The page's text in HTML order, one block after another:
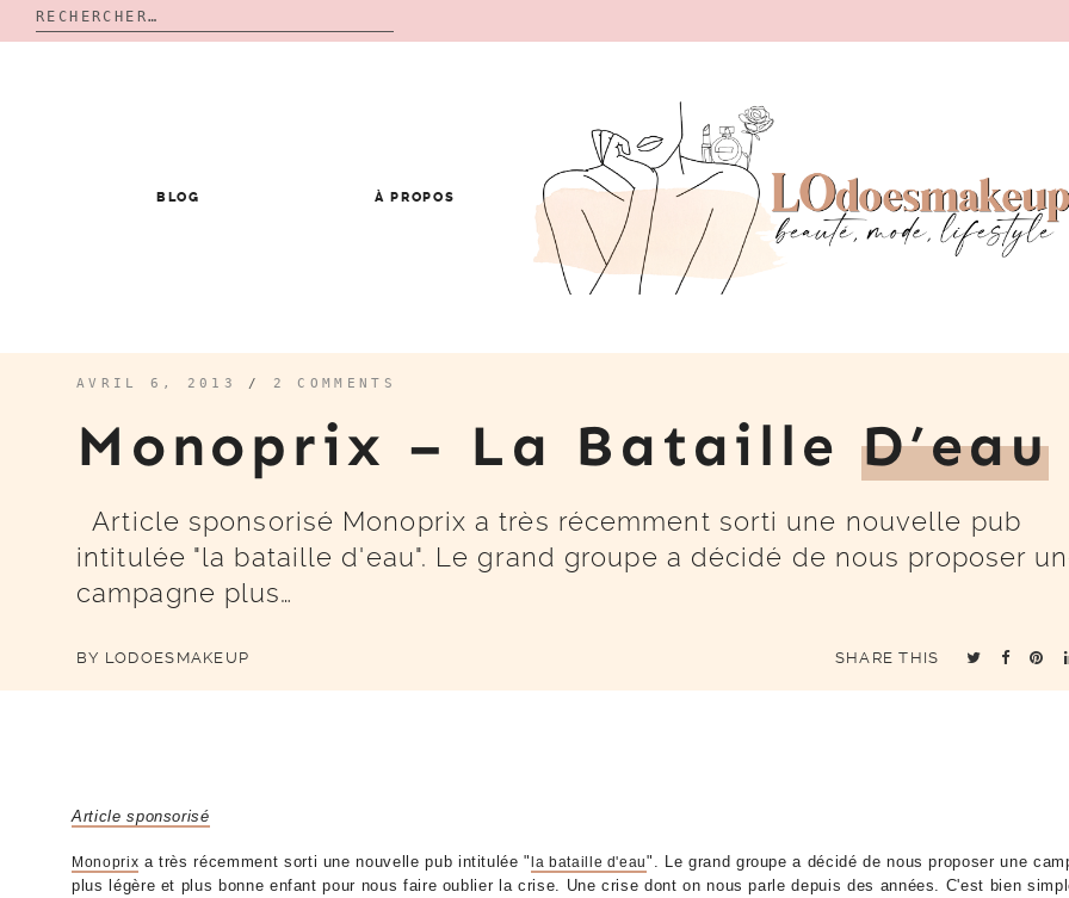
Rechercher :
BLOG À PROPOS
AVRIL 6, 2013 / 2 COMMENTS
Monoprix – La BatailleD’eau
Article sponsorisé Monoprix a très récemment sorti une nouvelle pub
intitulée "la bataille d'eau". Le grand groupe a décidé de nous proposer
campagne plus…
BY LODOESMAKEUP SHARE THIS
Article sponsorisé
Monoprix a très récemment sorti une nouvelle pub intitulée " la bataille d'eau". Le grand groupe a décidé de nous proposer une
plus légère et plus bonne enfant pour nous faire oublier la crise. Une crise dont on nous parle depuis des années. C'est bien